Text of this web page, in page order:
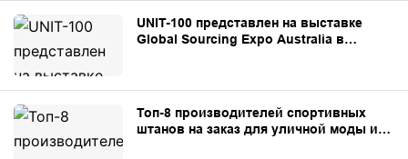
UNIT-100 представлен на выставке
Global Sourcing Expo Australia в
Топ-8 производителей спортивных
штанов на заказ для уличной моды и